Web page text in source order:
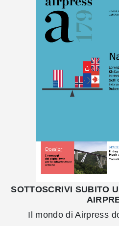
SOTTOSCRIVI SUBITO
Il mondo di Airpress